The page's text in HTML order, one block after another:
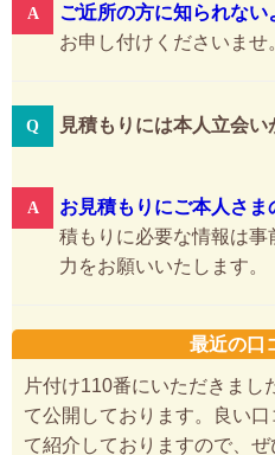
ご近所の方に知られない
お申し付けくださいませ
見積もりには本人立会い
お見積もりにご本人さま
積もりに必要な情報は
力をお願いいたします。
最近の口
片付け110番にいただきまし
て公開しております。良い
て紹介しておりますので、